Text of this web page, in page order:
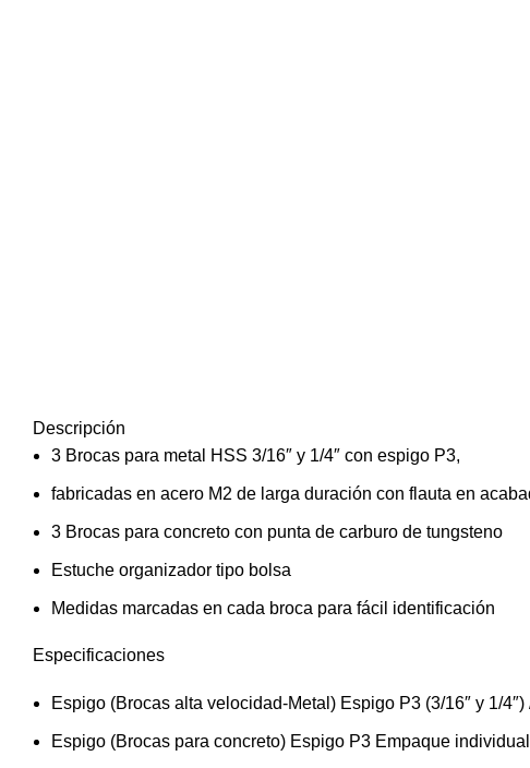
Descripción
3 Brocas para metal HSS 3/16″ y 1/4″ con espigo P3,
fabricadas en acero M2 de larga duración con flauta en
3 Brocas para concreto con punta de carburo de tungsteno
Estuche organizador tipo bolsa
Medidas marcadas en cada broca para fácil identificación
Especificaciones
Espigo (Brocas alta velocidad-Metal) Espigo P3 (3/16″ y 1/
Espigo (Brocas para concreto) Espigo P3 Empaque individual